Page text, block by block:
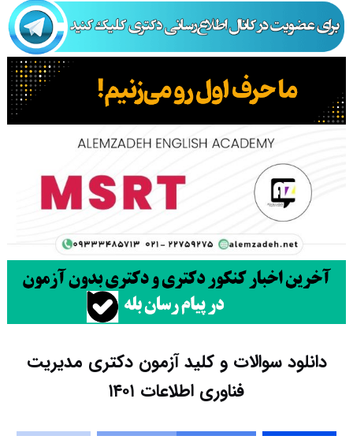
دانلود سوالات و کلید آزمون دکتری مدیریت
فناوری اطلاعات ۱۴۰۱